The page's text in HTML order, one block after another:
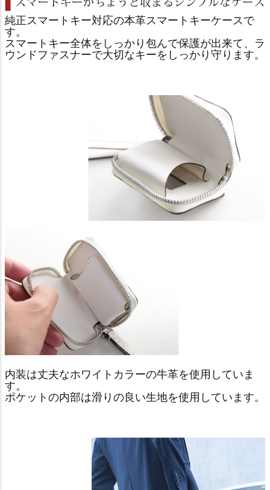
純正スマートキー対応の本革スマートキーケースで
す。
スマートキー全体をしっかり包んで保護が出来て、ラ
ウンドファスナーで大切なキーをしっかり守ります。
内装は丈夫なホワイトカラーの牛革を使用していま
す。
ポケットの内部は滑りの良い生地を使用しています。